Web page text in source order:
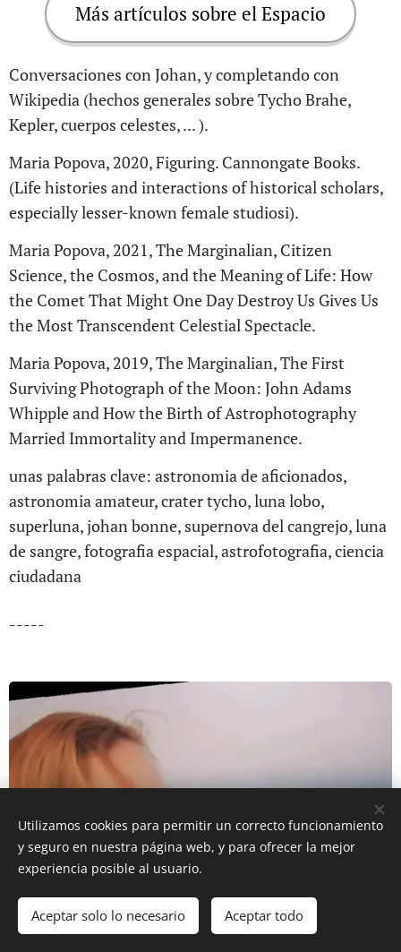
Más artículos sobre el Espacio
Conversaciones con Johan, y completando con
Wikipedia (hechos generales sobre Tycho Brahe,
Kepler, cuerpos celestes, ... ).
Maria Popova, 2020, Figuring. Cannongate Books.
(Life histories and interactions of historical scholars,
especially lesser-known female studiosi).
Maria Popova, 2021, The Marginalian, Citizen
Science, the Cosmos, and the Meaning of Life: How
the Comet That Might One Day Destroy Us Gives Us
the Most Transcendent Celestial Spectacle.
Maria Popova, 2019, The Marginalian, The First
Surviving Photograph of the Moon: John Adams
Whipple and How the Birth of Astrophotography
Married Immortality and Impermanence.
unas palabras clave: astronomia de aficionados,
astronomia amateur, crater tycho, luna lobo,
superluna, johan bonne, supernova del cangrejo, luna
de sangre, fotografia espacial, astrofotografia, ciencia
ciudadana
-----
Utilizamos cookies para permitir un correcto funcionamiento
y seguro en nuestra página web, y para ofrecer la mejor
experiencia posible al usuario.
Aceptar solo lo necesario Aceptar todo